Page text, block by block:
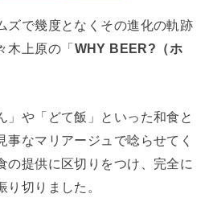
ズで幾度となくその進化の軌跡
木上原の「WHY BEER?（ホ
」や「どて飯」といった和食と
事なマリアージュで唸らせてく
の提供に区切りをつけ、完全に
り切りました。